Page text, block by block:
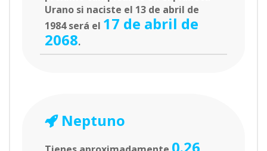
Urano si naciste el 13 de abril de
1984 será el 17 de abril de
2068.
Neptuno